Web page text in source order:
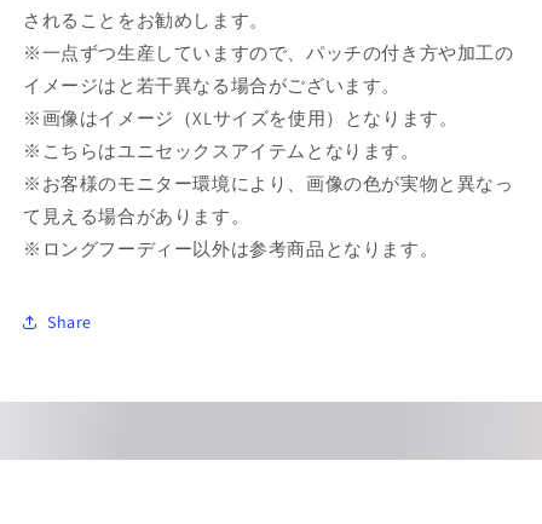
されることをお勧めします。
※一点ずつ生産していますので、パッチの付き方や加工の
イメージはと若干異なる場合がございます。
※画像はイメージ（XLサイズを使用）となります。
※こちらはユニセックスアイテムとなります。
※お客様のモニター環境により、画像の色が実物と異なっ
て見える場合があります。
※ロングフーディー以外は参考商品となります。
Share